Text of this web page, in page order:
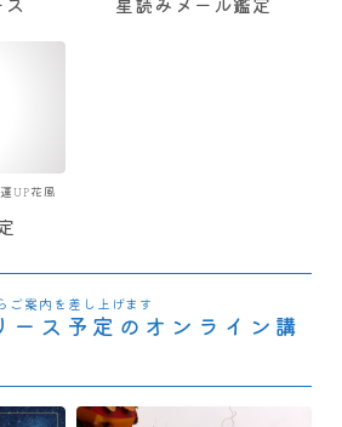
星読みメール鑑定
UP花風
ご案内を差し上げます
ース予定のオンライン講